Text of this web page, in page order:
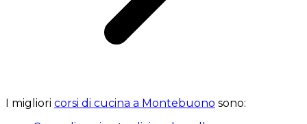
I migliori corsi di cucina a Montebuono sono: